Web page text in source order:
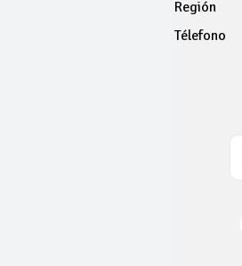
Región
Télefono